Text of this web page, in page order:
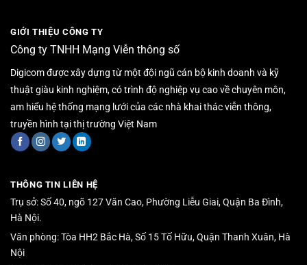
GIỚI THIỆU CÔNG TY
Công ty TNHH Mạng Viễn thông số
Digicom được xây dựng từ một đội ngũ cán bộ kinh doanh và kỹ
thuật giàu kinh nghiệm, có trình độ nghiệp vụ cao về chuyên môn,
am hiểu hệ thống mạng lưới của các nhà khai thác viễn thông,
truyền hình tại thị trường Việt Nam
THÔNG TIN LIÊN HỆ
Trụ sở: Số 40, ngõ 127 Văn Cao, Phường Liễu Giai, Quận Ba Đình,
Hà Nội.
Văn phòng: Tòa HH2 Bắc Hà, Số 15 Tố Hữu, Quận Thanh Xuân, Hà
Nội